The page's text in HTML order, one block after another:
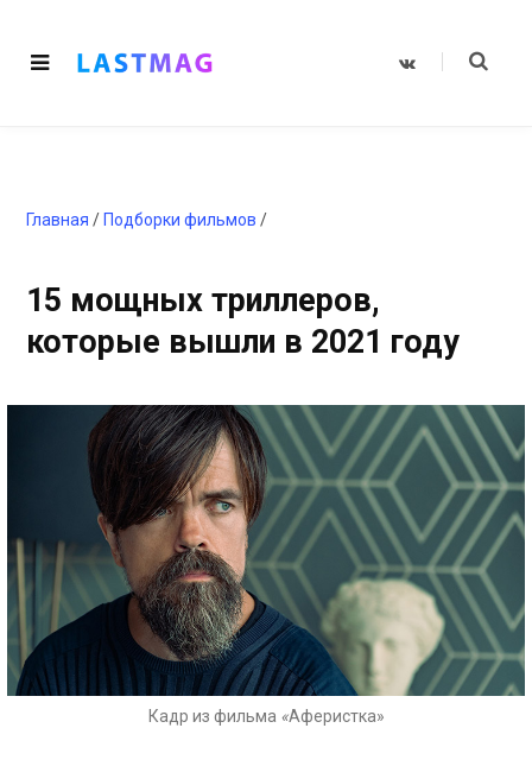
V
Главная / Подборки фильмов /
15 мощных триллеров,
которые вышли в 2021 году
Кадр из фильма «Аферистка»